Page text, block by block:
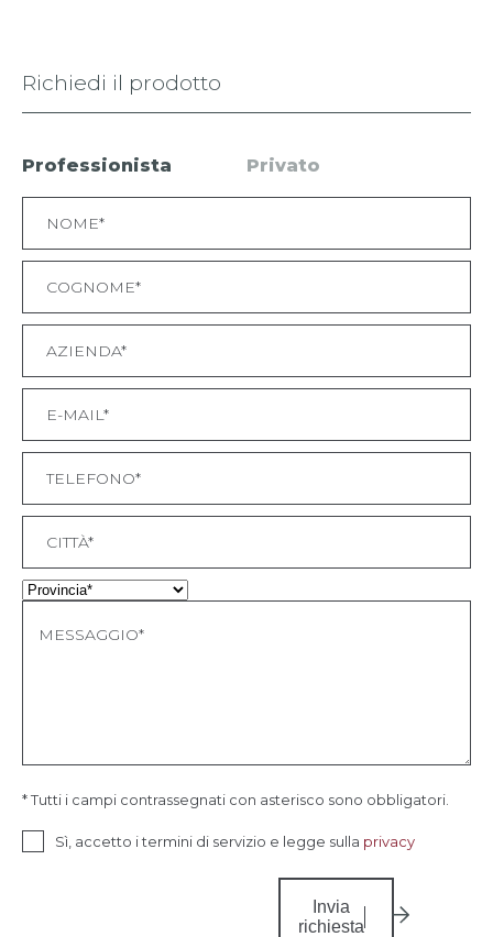
Richiedi il prodotto
Professionista Privato
* Tutti i campi contrassegnati con asterisco sono obbligatori.
Sì, accetto i termini di servizio e legge sulla privacy
Invia
richiesta